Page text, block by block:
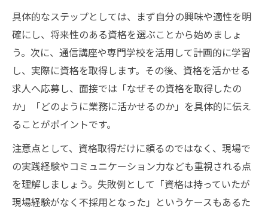
具体的なステップとしては、まず自分の興味や適性を明
確にし、将来性のある資格を選ぶことから始めましょ
う。次に、通信講座や専門学校を活用して計画的に学習
し、実際に資格を取得します。その後、資格を活かせる
求人へ応募し、面接では「なぜその資格を取得したの
か」「どのように業務に活かせるのか」を具体的に伝え
ることがポイントです。
注意点として、資格取得だけに頼るのではなく、現場で
の実践経験やコミュニケーション力なども重視される点
を理解しましょう。失敗例として「資格は持っていたが
現場経験がなく不採用となった」というケースもあるた